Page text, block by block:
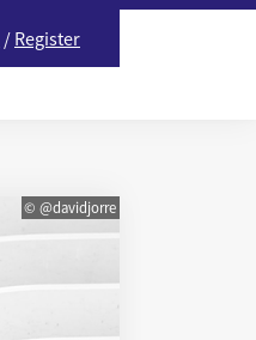
/ Register
© @davidjorre